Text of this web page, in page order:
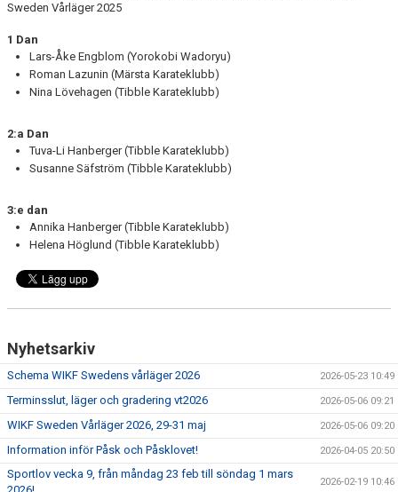
WEBBSHOP
Sweden Vårläger 2025
1 Dan
Lars-Åke Engblom (Yorokobi Wadoryu)
Roman Lazunin (Märsta Karateklubb)
Nina Lövehagen (Tibble Karateklubb)
2:a Dan
Tuva-Li Hanberger (Tibble Karateklubb)
Susanne Säfström (Tibble Karateklubb)
3:e dan
Annika Hanberger (Tibble Karateklubb)
Helena Höglund (Tibble Karateklubb)
Nyhetsarkiv
Schema WIKF Swedens vårläger 2026 2026-05-23 10:49
Terminsslut, läger och gradering vt2026 2026-05-06 09:21
WIKF Sweden Vårläger 2026, 29-31 maj 2026-05-06 09:20
Information inför Påsk och Påsklovet! 2026-04-05 20:50
Sportlov vecka 9, från måndag 23 feb till söndag 1 mars
2026-02-19 10:46